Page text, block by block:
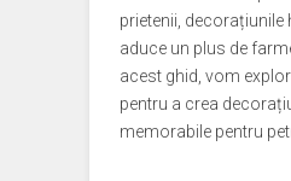
prietenii, decorațiunile
aduce un plus de
acest ghid, vom
pentru a crea
memorabile pentru